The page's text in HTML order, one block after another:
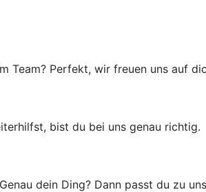
Team? Perfekt, wir freuen uns auf
bist du bei uns genau richtig.
dein Ding? Dann passt du zu